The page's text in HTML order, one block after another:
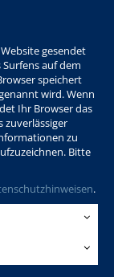
gesendet
auf dem
speichert
wird. Wenn
Ihr Browser das
zuverlässiger
zu
Bitte
.
Login
Kontakt Sitemap